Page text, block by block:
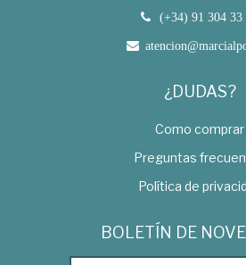
(+34) 91 304 33
¿DUDAS?
Como comprar
Preguntas
Política de
BOLETÍN DE